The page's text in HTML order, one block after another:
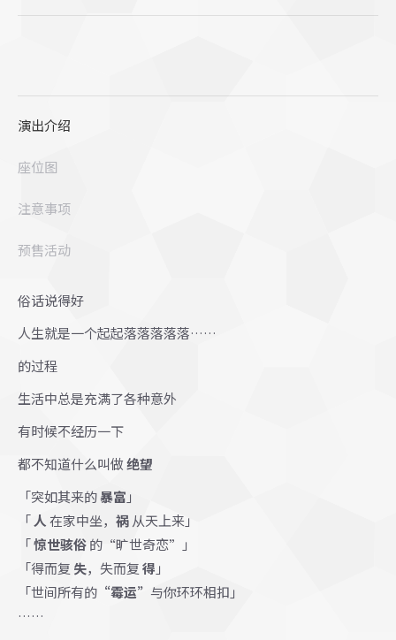
演出介绍
座位图
注意事项
预售活动
俗话说得好
人生就是一个起起落落落落落……
的过程
生活中总是充满了各种意外
有时候不经历一下
都不知道什么叫做绝望
「突如其来的暴富 」
「人 在家中坐， 祸 从天上来」
「惊世骇俗的“旷世奇恋”」
「得而复 失，失而复得 」
「世间所有的 “霉运” 与你环环相扣」
……